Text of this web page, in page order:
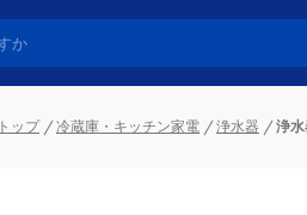
トップ 冷蔵庫・キッチン家電 浄水器 浄